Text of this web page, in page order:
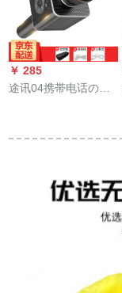
￥ 285
途讯04携帯电话のス
います。万能的な麦K
のK歌の音が高くて冷